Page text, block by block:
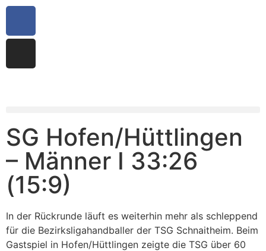
SG Hofen/Hüttlingen
– Männer I 33:26
(15:9)
In der Rückrunde läuft es weiterhin mehr als schleppend
für die Bezirksligahandballer der TSG Schnaitheim. Beim
Gastspiel in Hofen/Hüttlingen zeigte die TSG über 60